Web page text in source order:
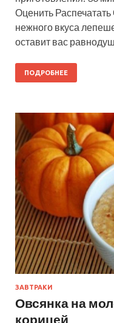
Оценить
нежного вкуса
оставит вас
ПОДРОБНЕЕ
ЗАВТРАКИ
Овсянка на
корицей